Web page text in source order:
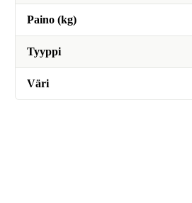
Paino (kg)
Tyyppi
Väri